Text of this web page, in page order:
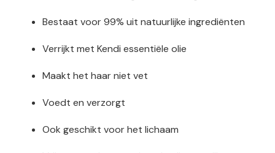
Bestaat voor 99% uit natuurlijke ingrediënten
Verrijkt met Kendi essentiële olie
Maakt het haar niet vet
Voedt en verzorgt
Ook geschikt voor het lichaam